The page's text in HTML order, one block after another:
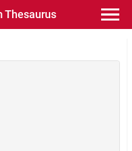
Thesaurus